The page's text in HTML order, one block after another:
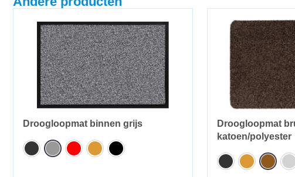
Droogloopmat binnen grijs
Droogloopmat
katoen/polyester